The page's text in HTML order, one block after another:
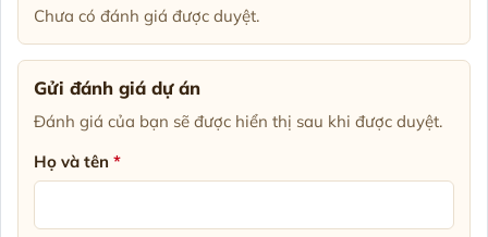
Chưa có đánh giá được duyệt.
Gửi đánh giá dự án
Đánh giá của bạn sẽ được hiển thị sau khi được duyệt.
Họ và tên*